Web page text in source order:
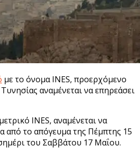
με το όνομα INES, προερχόμενο
αναμένεται να επηρεάσει
INES, αναμένεται να
από το απόγευμα της Πέμπτης 15
του Σαββάτου 17 Μαΐου.